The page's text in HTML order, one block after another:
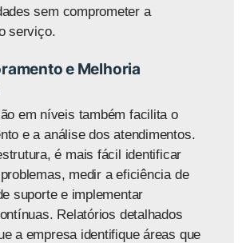
sem comprometer a
serviço.
e Melhoria
em níveis também facilita o
e a análise dos atendimentos.
é mais fácil identificar
medir a eficiência de
suporte e implementar
Relatórios detalhados
a empresa identifique áreas que